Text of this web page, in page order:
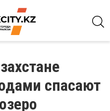
спасают